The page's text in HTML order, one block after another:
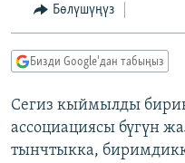
МАДАНИЯТ
ТВ ПРОГРАММАЛАР
ЭКСПЕРТТЕР ТАЛДАЙТ
БИЗ ЖАНА ДҮЙНӨ
ӨЗГӨЧӨ ПИКИР
Русский
Бөлүшүңүз
Бизди Google'дан табыңыз
Сегиз кыймылды
ассоциациясы бүгүн
тынчтыкка,